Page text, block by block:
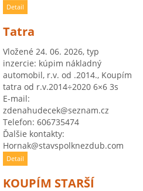
Detail
Tatra
Vložené 24. 06. 2026, typ
inzercie: kúpim nákladný
automobil, r.v. od .2014., Koupím
tatra od r.v.2014÷2020 6×6 3s
E-mail:
zdenahudecek@seznam.cz
Telefon: 606735474
Ďalšie kontakty:
Hornak@stavspolknezdub.com
Detail
KOUPÍM STARŠÍ